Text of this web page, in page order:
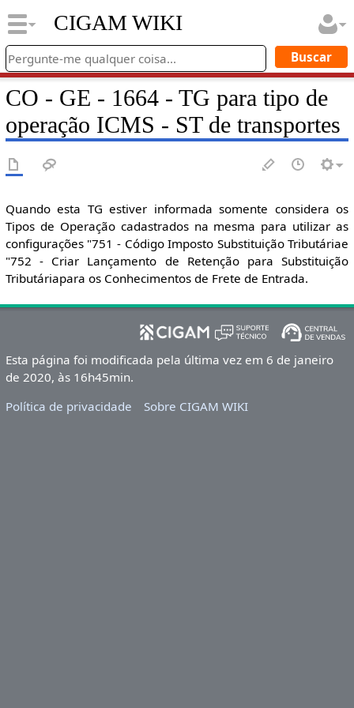
CIGAM WIKI
CO - GE - 1664 - TG para tipo de
operação ICMS - ST de transportes
Quando esta TG estiver informada somente considera os
Tipos de Operação cadastrados na mesma para utilizar as
configurações "751 - Código Imposto Substituição Tributáriae
"752 - Criar Lançamento de Retenção para Substituição
Tributáriapara os Conhecimentos de Frete de Entrada.
Esta página foi modificada pela última vez em 6 de janeiro
de 2020, às 16h45min.
Política de privacidade
Sobre CIGAM WIKI